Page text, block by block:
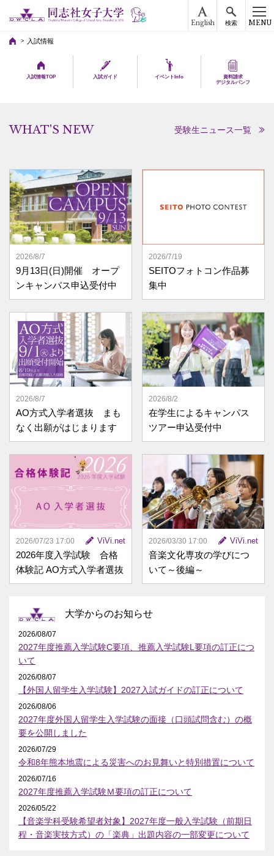
English 検索 MENU
入試情報
入試情報TOP 入試ガイド イベントInfo
資料請求
デジタルパンフ
WHAT'S NEW 受験生ニュース一覧
2026/8/7
9月13日(日)開催 オープ
ンキャンパス申込受付中
2026/7/19
SEITOフォトコン作品募
集中
2026/8/7
AO方式入学者選抜 まも
なく出願がはじまります
2026/8/2
在学生によるキャンパス
ツアー申込受付中
2026/07/23 17:00 ViVi.net
2026年度入学試験 合格
体験記 AO方式入学者選抜
2026/03/30 17:00 ViVi.net
音楽文化専攻の学びにつ
いて～後編～
大学からのお知らせ
2026/08/07
2027年度推薦入学試験C要項、推薦入学試験L要項の訂正につ
いて
2026/08/07
【外国人留学生入学試験】2027入試ガイドの訂正について
2026/08/06
2027年度外国人留学生入学試験の面接（口頭試問含む）の概
要を公開しました
2026/07/29
令和8年熊本地震による災害へのお見舞いと特別措置について
2026/07/16
2027年度推薦入学試験Ｍ要項の訂正について
2026/05/22
【音楽学科受験希望者対象】2027年度一般入学試験（前期日
程・音楽実技方式）の「楽典」出題内容の一部変更について